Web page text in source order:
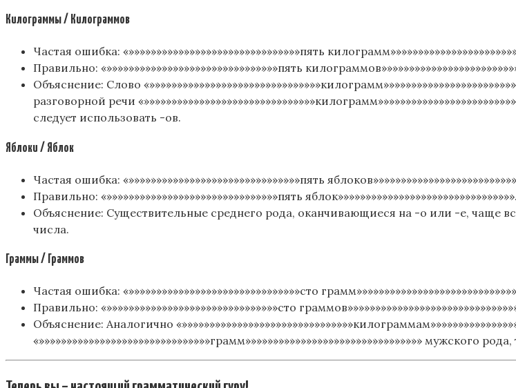
Килограммы / Килограммов
Частая ошибка: «»»»»»»»»»»»»»»»»»»»»»»»»»»»»»»»пять
Правильно: «»»»»»»»»»»»»»»»»»»»»»»»»»»»»»»»пять
Объяснение: Слово
разговорной речи
следует использовать -ов.
Яблоки / Яблок
Частая ошибка: «»»»»»»»»»»»»»»»»»»»»»»»»»»»»»»»пять
Правильно: «»»»»»»»»»»»»»»»»»»»»»»»»»»»»»»»пять яблок»»»»»»»»»»»»»»»»»»»»»»»»»»»»»»»».
Объяснение: Существительные среднего рода, оканчивающиеся на -о или -е, чаще
числа.
Граммы / Граммов
Частая ошибка: «»»»»»»»»»»»»»»»»»»»»»»»»»»»»»»»сто
Правильно: «»»»»»»»»»»»»»»»»»»»»»»»»»»»»»»»сто
Объяснение: Аналогично
«»»»»»»»»»»»»»»»»»»»»»»»»»»»»»»»грамм»»»»»»»»»»»»»»»»»»»»»»»»»»»»»»»» мужского